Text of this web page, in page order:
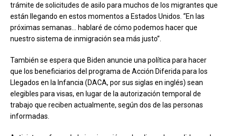
trámite de solicitudes de asilo para muchos de los migrantes que
están llegando en estos momentos a Estados Unidos. “En las
próximas semanas… hablaré de cómo podemos hacer que
nuestro sistema de inmigración sea más justo”.
También se espera que Biden anuncie una política para hacer
que los beneficiarios del programa de Acción Diferida para los
Llegados en la Infancia (DACA, por sus siglas en inglés) sean
elegibles para visas, en lugar de la autorización temporal de
trabajo que reciben actualmente, según dos de las personas
informadas.